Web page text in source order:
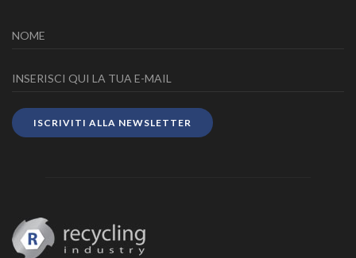
ISCRIVITI ALLA NEWSLETTER